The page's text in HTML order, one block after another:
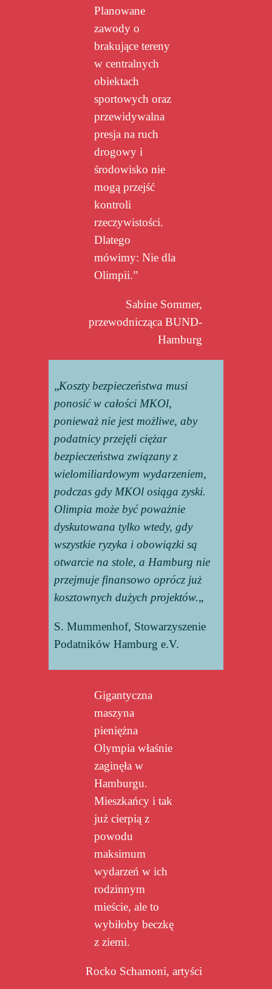
Planowane
zawody o
brakujące tereny
w centralnych
obiektach
sportowych oraz
przewidywalna
presja na ruch
drogowy i
środowisko nie
mogą przejść
kontroli
rzeczywistości.
Dlatego
mówimy: Nie dla
Olimpii.”
Sabine Sommer,
przewodnicząca BUND-
Hamburg
„Koszty bezpieczeństwa musi
ponosić w całości MKOl,
ponieważ nie jest możliwe, aby
podatnicy przejęli ciężar
bezpieczeństwa związany z
wielomiliardowym wydarzeniem,
podczas gdy MKOl osiąga zyski.
Olimpia może być poważnie
dyskutowana tylko wtedy, gdy
wszystkie ryzyka i obowiązki są
otwarcie na stole, a Hamburg nie
przejmuje finansowo oprócz już
kosztownych dużych projektów.„
S. Mummenhof, Stowarzyszenie
Podatników Hamburg e.V.
Gigantyczna
maszyna
pieniężna
Olympia właśnie
zaginęła w
Hamburgu.
Mieszkańcy i tak
już cierpią z
powodu
maksimum
wydarzeń w ich
rodzinnym
mieście, ale to
wybiłoby beczkę
z ziemi.
Rocko Schamoni, artyści